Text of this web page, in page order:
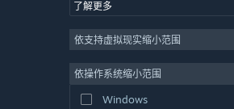
了解更多
依支持虚拟现实缩小范围
依操作系统缩小范围
Windows